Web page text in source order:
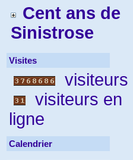
Cent ans de
Sinistrose
Visites
visiteurs
visiteurs en
ligne
Calendrier